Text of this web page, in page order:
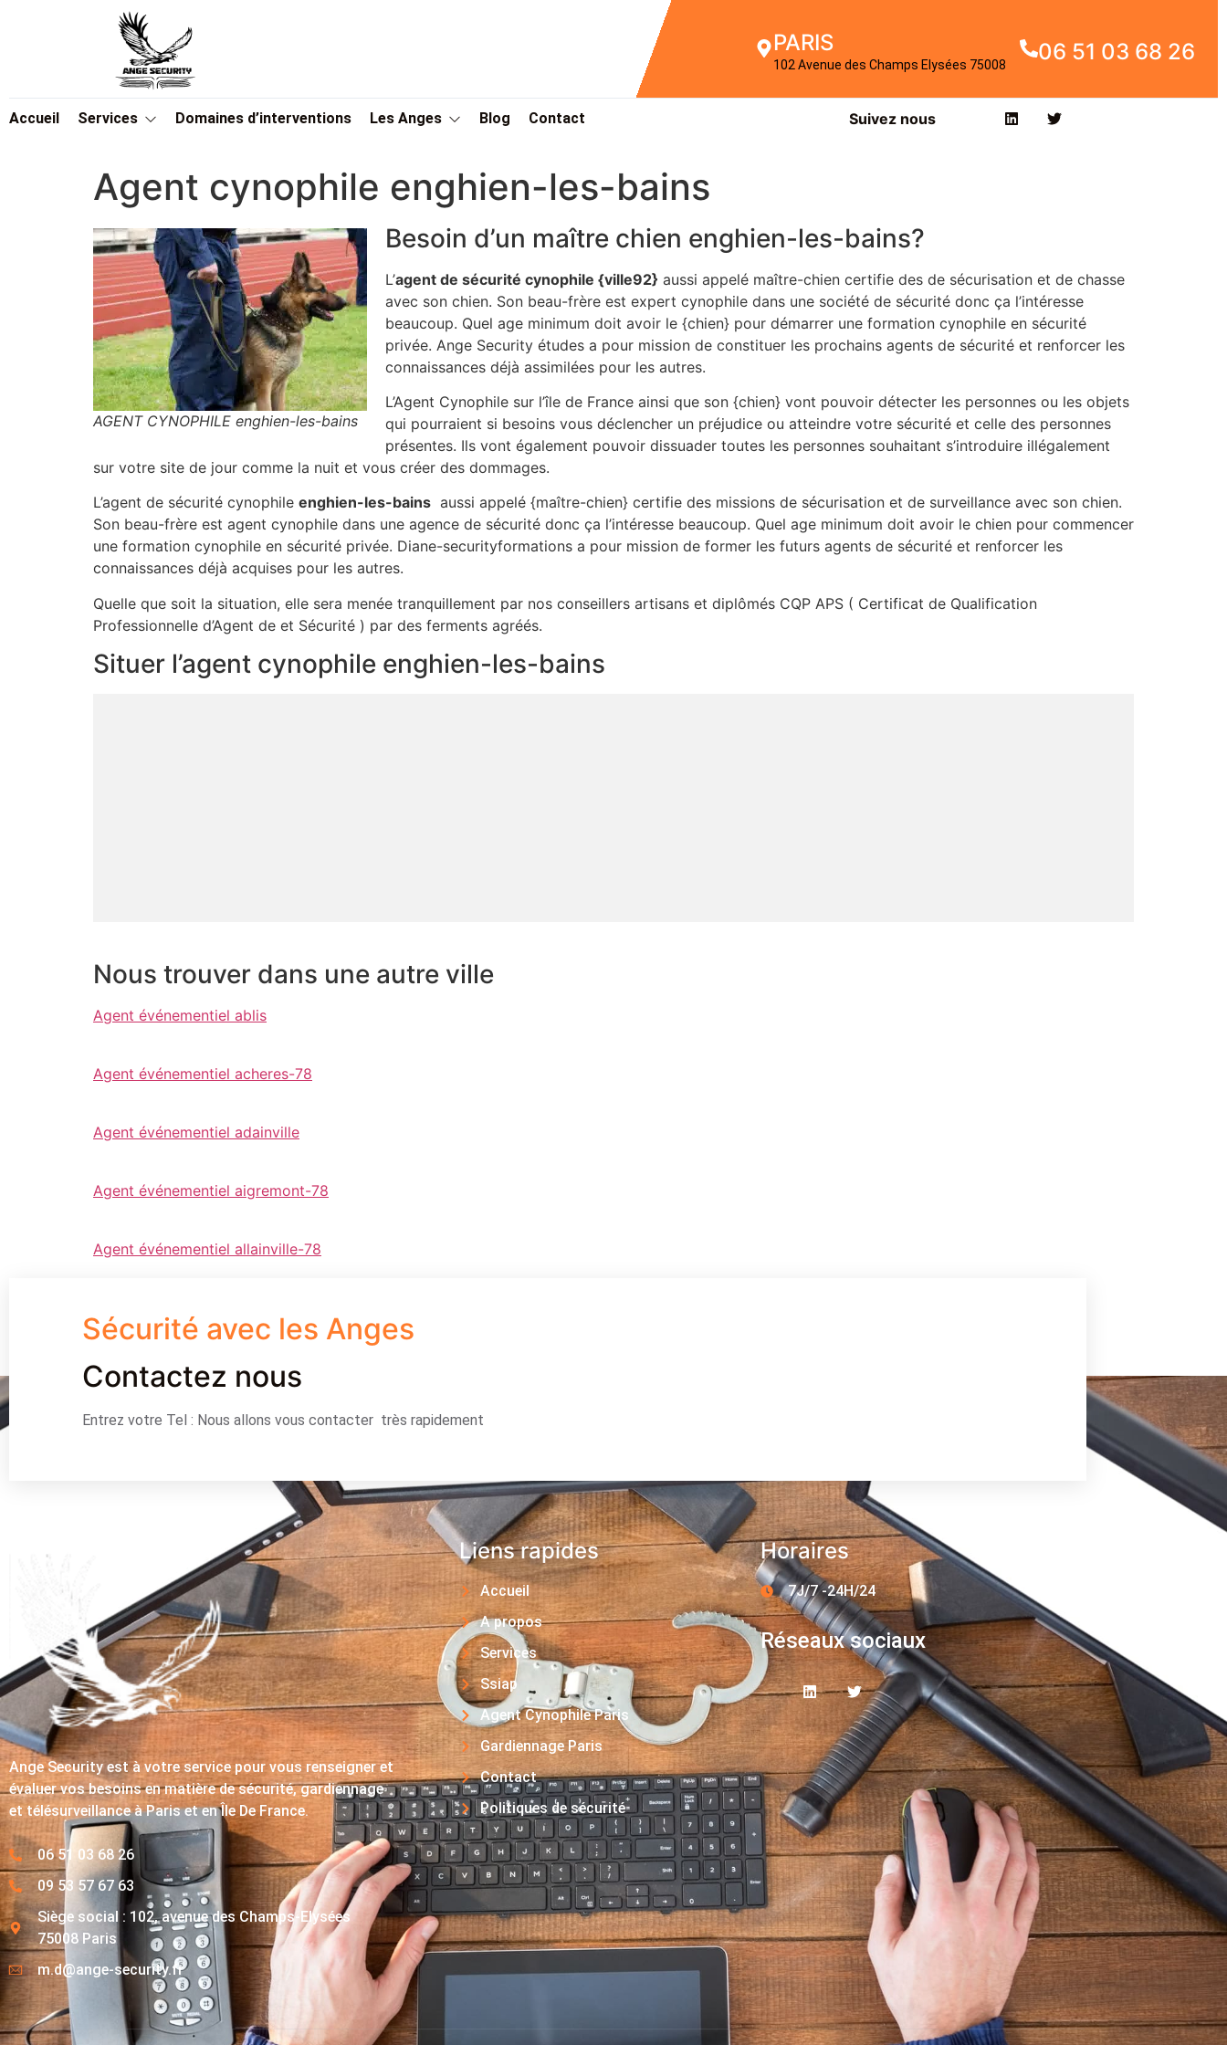
PARIS
102 Avenue des Champs Elysées 75008 06 51 03 68 26
Accueil Services Domaines d’interventions Les Anges Blog Contact Suivez nous
Agent cynophile enghien-les-bains
AGENT CYNOPHILE enghien-les-bains
Besoin d’un maître chien enghien-les-bains?
L’agent de sécurité cynophile {ville92} aussi appelé maître-chien certifie des de sécurisation et de chasse
avec son chien. Son beau-frère est expert cynophile dans une société de sécurité donc ça l’intéresse
beaucoup. Quel age minimum doit avoir le {chien} pour démarrer une formation cynophile en sécurité
privée. Ange Security études a pour mission de constituer les prochains agents de sécurité et renforcer les
connaissances déjà assimilées pour les autres.
L’Agent Cynophile sur l’île de France ainsi que son {chien} vont pouvoir détecter les personnes ou les objets
qui pourraient si besoins vous déclencher un préjudice ou atteindre votre sécurité et celle des personnes
présentes. Ils vont également pouvoir dissuader toutes les personnes souhaitant s’introduire illégalement
sur votre site de jour comme la nuit et vous créer des dommages.
L’agent de sécurité cynophile enghien-les-bains aussi appelé {maître-chien} certifie des missions de sécurisation et de surveillance avec son chien.
Son beau-frère est agent cynophile dans une agence de sécurité donc ça l’intéresse beaucoup. Quel age minimum doit avoir le chien pour commencer
une formation cynophile en sécurité privée. Diane-securityformations a pour mission de former les futurs agents de sécurité et renforcer les
connaissances déjà acquises pour les autres.
Quelle que soit la situation, elle sera menée tranquillement par nos conseillers artisans et diplômés CQP APS ( Certificat de Qualification
Professionnelle d’Agent de et Sécurité ) par des ferments agréés.
Situer l’agent cynophile enghien-les-bains
Nous trouver dans une autre ville
Agent événementiel ablis
Agent événementiel acheres-78
Agent événementiel adainville
Agent événementiel aigremont-78
Agent événementiel allainville-78
Sécurité avec les Anges
Contactez nous
Entrez votre Tel : Nous allons vous contacter très rapidement
Ange Security est à votre service pour vous renseigner et
évaluer vos besoins en matière de sécurité, gardiennage
et télésurveillance à Paris et en Île De France.
06 51 03 68 26
09 53 57 67 63
Siège social : 102, avenue des Champs-Elysées
75008 Paris
m.d@ange-security.fr
Liens rapides
Accueil
A propos
Services
Ssiap
Agent Cynophile Paris
Gardiennage Paris
Contact
Politiques de sécurité
Horaires
7J/7 -24H/24
Réseaux sociaux